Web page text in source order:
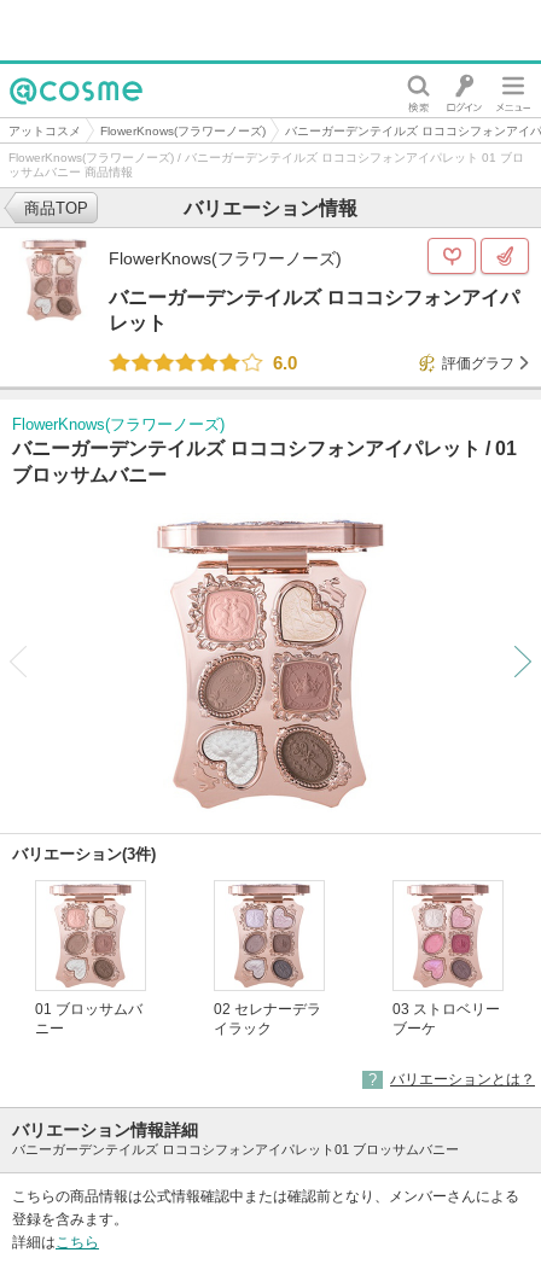
@cosme
アットコスメ FlowerKnows(フラワーノーズ)
バニーガーデンテイルズ ロココシフォンアイ
FlowerKnows(フラワーノーズ) / バニーガーデンテイルズ ロココシフォンアイパレット 01 ブロ
ッサムバニー 商品情報
バリエーション情報
商品TOP
FlowerKnows(フラワーノーズ)
バニーガーデンテイルズ ロココシフォンアイパ
レット
6.0
評価グラフ
FlowerKnows(フラワーノーズ)
バニーガーデンテイルズ ロココシフォンアイパレット /01
ブロッサムバニー
バリエーション(3件)
01 ブロッサムバ
ニー
02 セレナーデラ
イラック
03 ストロベリー
ブーケ
バリエーションとは？
バリエーション情報詳細
バニーガーデンテイルズ ロココシフォンアイパレット01 ブロッサムバニー
こちらの商品情報は公式情報確認中または確認前となり、メンバーさんによる
登録を含みます。
詳細はこちら